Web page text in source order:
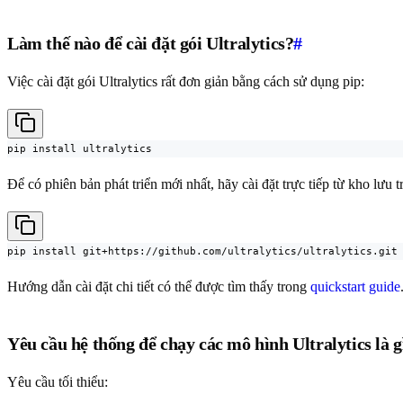
Làm thế nào để cài đặt gói Ultralytics?#
Việc cài đặt gói Ultralytics rất đơn giản bằng cách sử dụng pip:
pip install ultralytics
Để có phiên bản phát triển mới nhất, hãy cài đặt trực tiếp từ kho lưu
pip install git+https://github.com/ultralytics/ultralytics.git
Hướng dẫn cài đặt chi tiết có thể được tìm thấy trong quickstart guide.
Yêu cầu hệ thống để chạy các mô hình Ultralytics là
Yêu cầu tối thiểu: